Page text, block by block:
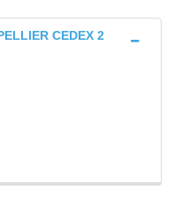
CEDEX 2